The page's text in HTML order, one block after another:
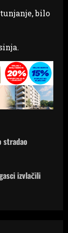
bilo
stradao
izvlačili